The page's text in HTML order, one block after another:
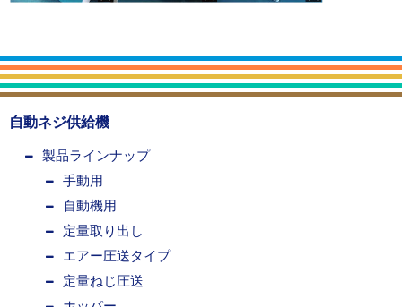
自動ネジ供給機
製品ラインナップ
手動用
自動機用
定量取り出し
エアー圧送タイプ
定量ねじ圧送